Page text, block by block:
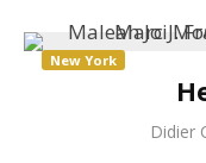
New York
Didier